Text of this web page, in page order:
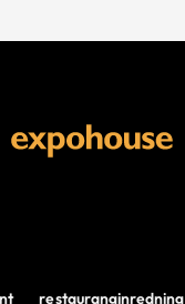
restauranginredning